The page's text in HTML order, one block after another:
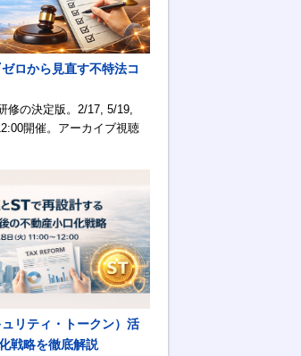
ロから見直す不特法コ
修の決定版。2/17, 5/19,
開催。アーカイブ視聴
リティ・トークン）活
戦略を徹底解説